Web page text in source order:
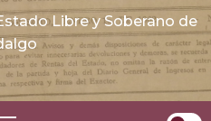
Libre y Soberano de